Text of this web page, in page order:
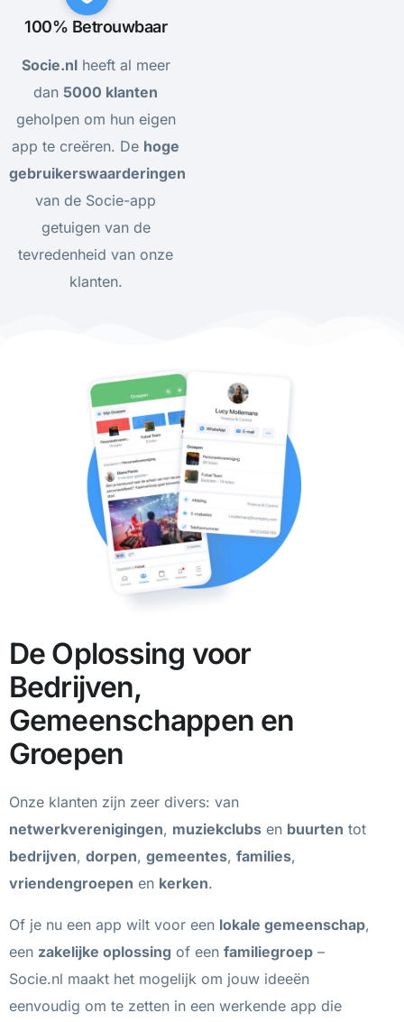
100% Betrouwbaar
Socie.nlheeft al meer
dan 5000 klanten
geholpen om hun eigen
app te creëren. De hoge
gebruikerswaarderingen
van de Socie-app
getuigen van de
tevredenheid van onze
klanten.
De Oplossing voor
Bedrijven,
Gemeenschappen en
Groepen
Onze klanten zijn zeer divers: van
netwerkverenigingen, muziekclubs en buurten tot
bedrijven, dorpen, gemeentes, families,
vriendengroepen en kerken.
Of je nu een app wilt voor een lokale gemeenschap,
een zakelijke oplossing of een familiegroep –
Socie.nl maakt het mogelijk om jouw ideeën
eenvoudig om te zetten in een werkende app die